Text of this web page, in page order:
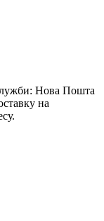
Нова Пошта
на